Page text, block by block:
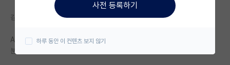
대학원생 모집 게시판
연구실(PI) 홍보 게시판
김박사넷 입문한 AI 관련 연구자입니다.
AI관련된 글들 읽고 있는데, "누적 신고가 20개 이상인 사용자입니다." 이
분 진짜 내용들이 한결 같으시네요 ㅋㅋㅋㅋ
사전 등록하기
하루 동안 이 컨텐츠 보지 않기